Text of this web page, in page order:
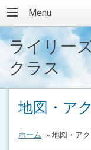
Menu
ライリー
クラス
地図・ア
ホーム » 地図・ア